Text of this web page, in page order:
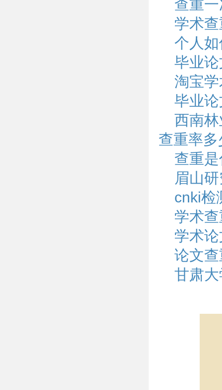
查重
学术
个人
毕业
淘宝
毕业
西南
查重率多
查重
眉山
cnki检
学术
学术
论文
甘肃